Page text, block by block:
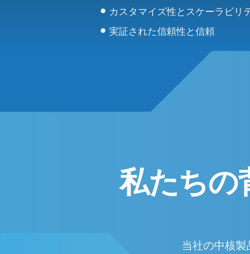
カスタマイズ性とスケーラビリ
実証された信頼性と信頼
私たちの
当社の中核製